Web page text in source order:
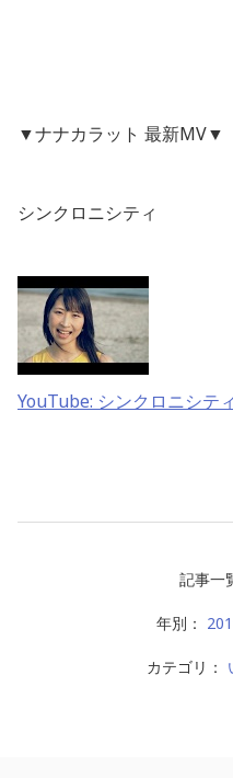
▼ナナカラット 最新MV▼
シンクロニシティ
YouTube: シンクロニシテ
記事一
年別：
カテゴリ：